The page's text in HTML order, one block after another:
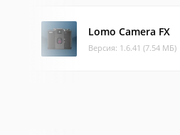
Lomo Camera FX
Версия: 1.6.41 (7.54 МБ)